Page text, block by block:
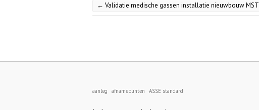
← Validatie medische gassen installatie nieuwbouw MST
aanleg afnamepunten ASSE standard